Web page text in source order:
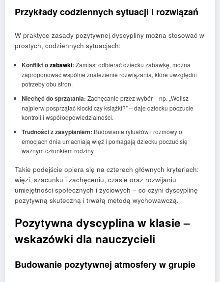
Przykłady codziennych sytuacji i rozwiązań
W praktyce zasady pozytywnej dyscypliny można stosować w
prostych, codziennych sytuacjach:
Konflikt ozabawki: Zamiast odbierać dziecku zabawkę, można
zaproponować wspólne znalezienie rozwiązania, które uwzględni
potrzeby obu stron.
Niechęć do sprzątania: Zachęcanie przez wybór – np. „Wolisz
najpierw posprzątać klocki czy książki?” – daje dziecku poczucie
kontroli i współodpowiedzialności.
Trudności z zasypianiem: Budowanie rytuałów i rozmowy o
emocjach dnia umacniają więź i pomagają dziecku poczuć się
ważnym członkiem rodziny.
Takie podejście opiera się na czterech głównych kryteriach:
więzi, szacunku i zachęceniu, czasie oraz rozwijaniu
umiejętności społecznych i życiowych – co czyni dyscyplinę
pozytywną skuteczną i trwałą metodą wychowawczą.
Pozytywna dyscyplina w klasie –
wskazówki dla nauczycieli
Budowanie pozytywnej atmosfery w grupie